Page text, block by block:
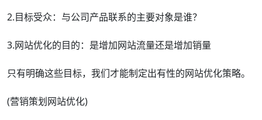
2.目标受众：与公司产品联系的主要对象是谁？
3.网站优化的目的：是增加网站流量还是增加销量
只有明确这些目标，我们才能制定出有性的网站优化策略。
(营销策划网站优化)